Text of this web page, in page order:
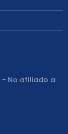
- No afiliado a